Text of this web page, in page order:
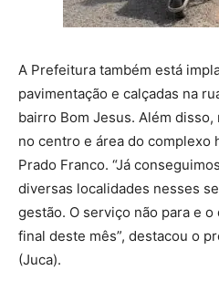
A Prefeitura também está
pavimentação e calçadas na
bairro Bom Jesus. Além
no centro e área do complexo
Prado Franco. “Já
diversas localidades nesses
gestão. O serviço não para e
final deste mês”, destacou o
(Juca).